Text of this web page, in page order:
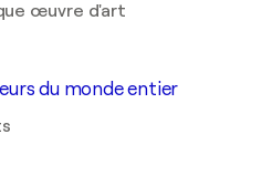
œuvre d'art
du monde entier